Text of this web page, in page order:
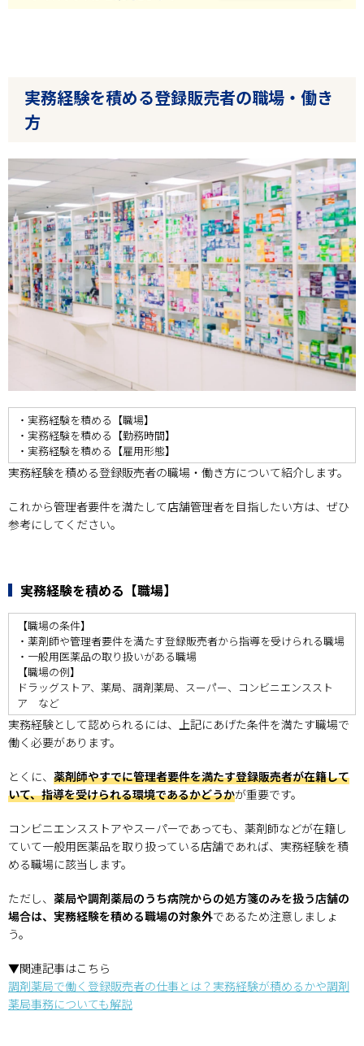
実務経験を積める登録販売者の職場・働き
方
・実務経験を積める【職場】
・実務経験を積める【勤務時間】
・実務経験を積める【雇用形態】
実務経験を積める登録販売者の職場・働き方について紹介します。
これから管理者要件を満たして店舗管理者を目指したい方は、ぜひ
参考にしてください。
実務経験を積める【職場】
【職場の条件】
・薬剤師や管理者要件を満たす登録販売者から指導を受けられる職場
・一般用医薬品の取り扱いがある職場
【職場の例】
ドラッグストア、薬局、調剤薬局、スーパー、コンビニエンススト
ア など
実務経験として認められるには、上記にあげた条件を満たす職場で
働く必要があります。
とくに、 薬剤師やすでに管理者要件を満たす登録販売者が在籍して
いて、指導を受けられる環境であるかどうかが重要です。
コンビニエンスストアやスーパーであっても、薬剤師などが在籍し
ていて一般用医薬品を取り扱っている店舗であれば、実務経験を積
める職場に該当します。
ただし、 薬局や調剤薬局のうち病院からの処方箋のみを扱う店舗の
場合は、実務経験を積める職場の対象外であるため注意しましょ
う。
▼関連記事はこちら
調剤薬局で働く登録販売者の仕事とは？実務経験が積めるかや調剤
薬局事務についても解説